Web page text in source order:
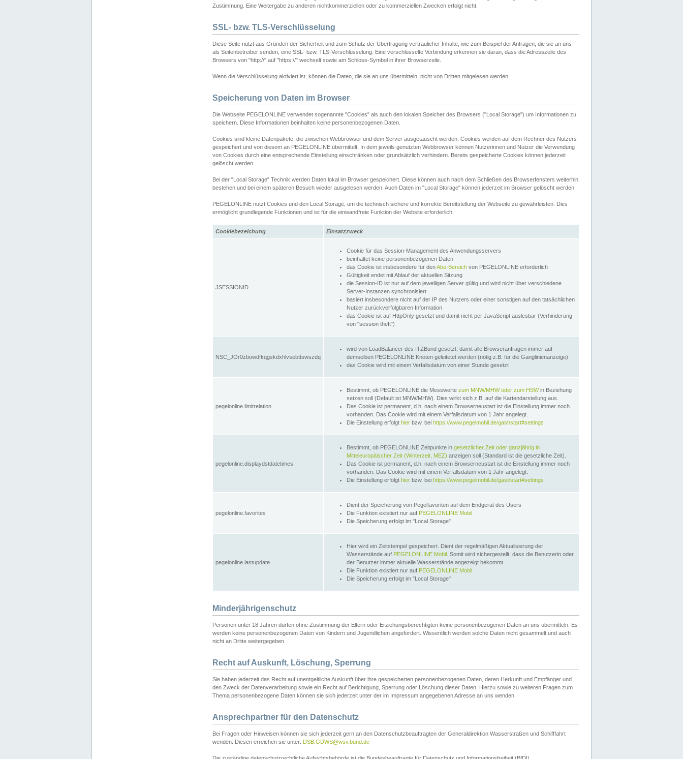
Zustimmung. Eine Weitergabe zu anderen nichtkommerziellen oder zu kommerziellen Zwecken erfolgt nicht.
SSL- bzw. TLS-Verschlüsselung
Diese Seite nutzt aus Gründen der Sicherheit und zum Schutz der Übertragung vertraulicher Inhalte, wie zum Beispiel der Anfragen, die sie an uns
als Seitenbetreiber senden, eine SSL- bzw. TLS-Verschlüsselung. Eine verschlüsselte Verbindung erkennen sie daran, dass die Adresszeile des
Browsers von "http://" auf "https://" wechselt sowie am Schloss-Symbol in ihrer Browserzeile.
Wenn die Verschlüsselung aktiviert ist, können die Daten, die sie an uns übermitteln, nicht von Dritten mitgelesen werden.
Speicherung von Daten im Browser
Die Webseite PEGELONLINE verwendet sogenannte "Cookies" als auch den lokalen Speicher des Browsers ("Local Storage") um Informationen zu
speichern. Diese Informationen beinhalten keine personenbezogenen Daten.
Cookies sind kleine Datenpakete, die zwischen Webbrowser und dem Server ausgetauscht werden. Cookies werden auf dem Rechner des Nutzers
gespeichert und von diesem an PEGELONLINE übermittelt. In dem jeweils genutzten Webbrowser können Nutzerinnen und Nutzer die Verwendung
von Cookies durch eine entsprechende Einstellung einschränken oder grundsätzlich verhindern. Bereits gespeicherte Cookies können jederzeit
gelöscht werden.
Bei der "Local Storage" Technik werden Daten lokal im Browser gespeichert. Diese können auch nach dem Schließen des Browserfensters weiterhin
bestehen und bei einem späteren Besuch wieder ausgelesen werden. Auch Daten im "Local Storage" können jederzeit im Browser gelöscht werden.
PEGELONLINE nutzt Cookies und den Local Storage, um die technisch sichere und korrekte Bereitstellung der Webseite zu gewährleisten. Dies
ermöglicht grundlegende Funktionen und ist für die einwandfreie Funktion der Website erforderlich.
Cookiebezeichung Einsatzzweck
JSESSIONID
Cookie für das Session-Management des Anwendungsservers
beinhaltet keine personenbezogenen Daten
das Cookie ist insbesondere für denAbo-Bereich von PEGELONLINE erforderlich
Gültigkeit endet mit Ablauf der aktuellen Sitzung
die Session-ID ist nur auf dem jeweiligen Server gültig und wird nicht über verschiedene
Server-Instanzen synchronisiert
basiert insbesondere nicht auf der IP des Nutzers oder einer sonstigen auf den tatsächlichen
Nutzer zurückverfolgbaren Information
das Cookie ist auf HttpOnly gesetzt und damit nicht per JavaScript auslesbar (Verhinderung
von "session theft")
NSC_JOr0zbowdfkqgskdxhlvsebttswszdq
wird von LoadBalancer des ITZBund gesetzt, damit alle Browseranfragen immer auf
demselben PEGELONLINE Knoten geleitetet werden (nötig z.B. für die Ganglinienanzeige)
das Cookie wird mit einem Verfallsdatum von einer Stunde gesetzt
pegelonline.limitrelation
Bestimmt, ob PEGELONLINE die Messwerte zum MNW/MHW oder zum HSWin Beziehung
setzen soll (Default ist MNW/MHW). Dies wirkt sich z.B. auf die Kartendarstellung aus.
Das Cookie ist permanent, d.h. nach einem Browserneustart ist die Einstellung immer noch
vorhanden. Das Cookie wird mit einem Verfallsdatum von 1 Jahr angelegt.
Die Einstellung erfolgt hier bzw. bei https://www.pegelmobil.de/gast/start#settings
pegelonline.displaydstdatetimes
Bestimmt, ob PEGELONLINE Zeitpunkte in gesetzlicher Zeit oder ganzjährig in
Mitteleuropäischer Zeit (Winterzeit, MEZ) anzeigen soll (Standard ist die gesetzliche Zeit).
Das Cookie ist permanent, d.h. nach einem Browserneustart ist die Einstellung immer noch
vorhanden. Das Cookie wird mit einem Verfallsdatum von 1 Jahr angelegt.
Die Einstellung erfolgt hier bzw. bei https://www.pegelmobil.de/gast/start#settings
pegelonline.favorites
Dient der Speicherung von Pegelfavoriten auf dem Endgerät des Users
Die Funktion existiert nur auf PEGELONLINE Mobil
Die Speicherung erfolgt im "Local Storage"
pegelonline.lastupdate
Hier wird ein Zeitstempel gespeichert. Dient der regelmäßigen Aktualisierung der
Wasserstände auf PEGELONLINE Mobil . Somit wird sichergestellt, dass die Benutzerin oder
der Benutzer immer aktuelle Wasserstände angezeigt bekommt.
Die Funktion existiert nur auf PEGELONLINE Mobil
Die Speicherung erfolgt im "Local Storage"
Minderjährigenschutz
Personen unter 18 Jahren dürfen ohne Zustimmung der Eltern oder Erziehungsberechtigten keine personenbezogenen Daten an uns übermitteln. Es
werden keine personenbezogenen Daten von Kindern und Jugendlichen angefordert. Wissentlich werden solche Daten nicht gesammelt und auch
nicht an Dritte weitergegeben.
Recht auf Auskunft, Löschung, Sperrung
Sie haben jederzeit das Recht auf unentgeltliche Auskunft über ihre gespeicherten personenbezogenen Daten, deren Herkunft und Empfänger und
den Zweck der Datenverarbeitung sowie ein Recht auf Berichtigung, Sperrung oder Löschung dieser Daten. Hierzu sowie zu weiteren Fragen zum
Thema personenbezogene Daten können sie sich jederzeit unter der im Impressum angegebenen Adresse an uns wenden.
Ansprechpartner für den Datenschutz
Bei Fragen oder Hinweisen können sie sich jederzeit gern an den Datenschutzbeauftragten der Generaldirektion Wasserstraßen und Schifffahrt
wenden. Diesen erreichen sie unter: DSB.GDWS@wsv.bund.de